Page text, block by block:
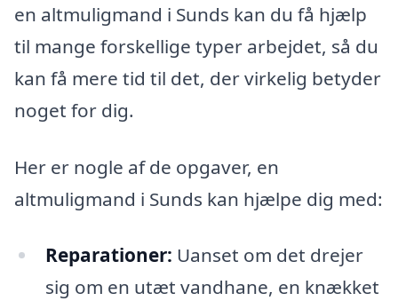
en altmuligmand i Sunds kan du få hjælp
til mange forskellige typer arbejdet, så du
kan få mere tid til det, der virkelig betyder
noget for dig.
Her er nogle af de opgaver, en
altmuligmand i Sunds kan hjælpe dig med:
Reparationer: Uanset om det drejer
sig om en utæt vandhane, en knækket